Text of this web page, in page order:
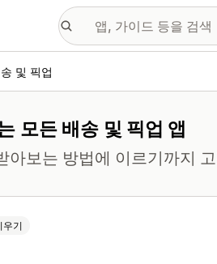
및 픽업
모든 배송 및 픽업 앱
아보는 방법에 이르기까지
우기